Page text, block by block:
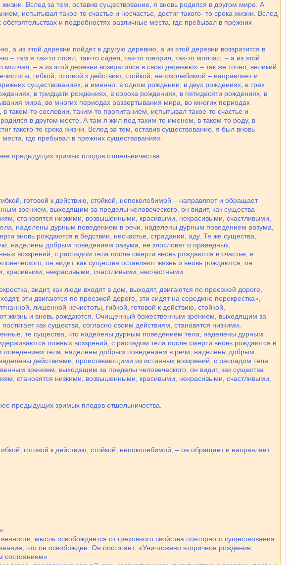
жизни. Вслед за тем, оставив существование, я вновь родился в другом мире. А
испытывал такое-то счастье и несчастье, достиг такого- то срока жизни. Вслед
и подробностях различные места, где пребывал в прежних
а из этой деревни пойдет в другую деревню, а из этой деревни возвратится в
там я так-то стоял, так-то сидел, так-то говорил, так-то молчал, – а из этой
– а из этой деревни возвратился в свою деревню» – так же точно, великий
гибкой, готовой к действию, стойкой, непоколебимой – направляет и
существованиях, а именно: в одном рождении, в двух рождениях, в трех
в тридцати рождениях, в сорока рождениях, в пятидесяти рождениях, в
мира, во многих периодах развертывания мира, во многих периодах
то сословии, таким-то пропитанием, испытывал такое-то счастье и
в другом месте. А там я жил под таким-то именем, в таком-то роду, в
такого-то срока жизни. Вслед за тем, оставив существование, я был вновь
где пребывал в прежних существованиях.
предыдущих зримых плодов отшельничества.
готовой к действию, стойкой, непоколебимой – направляет и обращает
зрением, выходящим за пределы человеческого, он видит, как существа
становятся низкими, возвышенными, красивыми, некрасивыми, счастливыми,
наделены дурным поведением в речи, наделены дурным поведением разума,
вновь рождаются в бедствии, несчастье, страдании, аду. Те же существа,
наделены добрым поведением разума, не злословят о праведных,
воззрений, с распадом тела после смерти вновь рождаются в счастье, в
он видит, как существа оставляют жизнь и вновь рождаются, он
красивыми, некрасивыми, счастливыми, несчастными.
видит, как люди входят в дом, выходят, двигаются по проезжей дороге,
эти двигаются по проезжей дороге, эти сидят на середине перекрестка», –
лишенной нечистоты, гибкой, готовой к действию, стойкой,
жизнь и вновь рождаются. Очищенный божественным зрением, выходящим за
как существа, согласно своим действиям, становятся низкими,
те существа, что наделены дурным поведением тела, наделены дурным
ложных воззрений, с распадом тела после смерти вновь рождаются в
поведением тела, наделены добрым поведением в речи, наделены добрым
действиями, проистекающими из истинных воззрений, с распадом тела
зрением, выходящим за пределы человеческого, он видит, как существа
становятся низкими, возвышенными, красивыми, некрасивыми, счастливыми,
предыдущих зримых плодов отшельничества.
готовой к действию, стойкой, непоколебимой, – он обращает и направляет
мысль освобождается от греховного свойства повторного существования,
что он освобожден. Он постигает: «Уничтожено вторичное рождение,
состоянием».